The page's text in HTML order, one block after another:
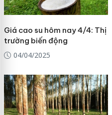
Giá cao su hôm nay 4/4: Thị
trường biến động
04/04/2025